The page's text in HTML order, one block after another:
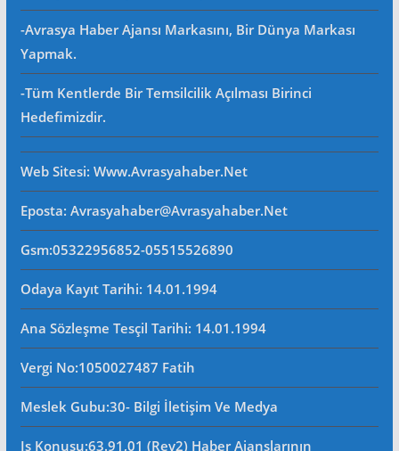
-Avrasya Haber Ajansı Markasını, Bir Dünya Markası
Yapmak.
-Tüm Kentlerde Bir Temsilcilik Açılması Birinci
Hedefimizdir.
Web Sitesi: Www.avrasyahaber.net
Eposta: Avrasyahaber@avrasyahaber.net
Gsm:05322956852-05515526890
Odaya Kayıt Tarihi: 14.01.1994
Ana Sözleşme Tesçil Tarihi: 14.01.1994
Vergi No:1050027487 Fatih
Meslek Gubu:30- Bilgi İletişim Ve Medya
Iş Konusu:63.91,01 (Rev2) Haber Ajanslarının